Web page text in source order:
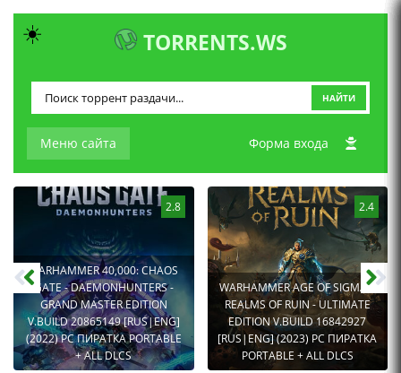
TORRENTS.WS
Меню сайта
НАЙТИ
Форма входа
2.8
WARHAMMER 40,000: CHAOS
GATE - DAEMONHUNTERS -
GRAND MASTER EDITION
V.BUILD 20865149 [RUS|ENG]
(2022) PC ПИРАТКА PORTABLE
+ ALL DLCS
2.4
WARHAMMER AGE OF SIGMAR:
REALMS OF RUIN - ULTIMATE
EDITION V.BUILD 16842927
[RUS|ENG] (2023) PC ПИРАТКА
PORTABLE + ALL DLCS
☀️